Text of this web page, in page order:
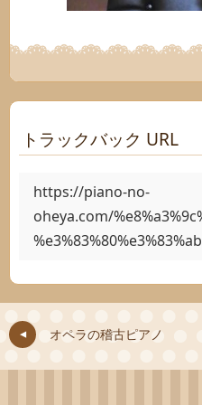
トラックバック URL
https://piano-no-
oheya.com/
オペラの稽古ピアノ